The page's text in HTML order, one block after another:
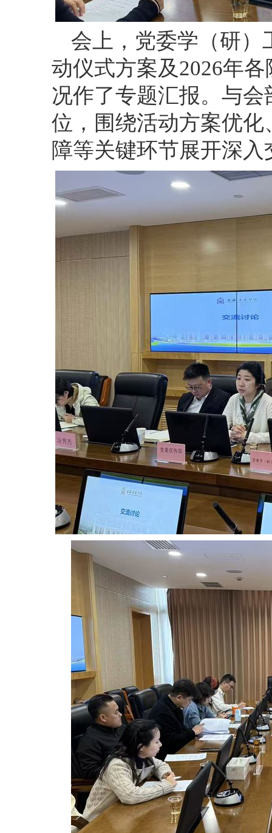
会上，党委学（研）
动仪式方案及2026年
况作了专题汇报。与
位，围绕活动方案优
障等关键环节展开深入